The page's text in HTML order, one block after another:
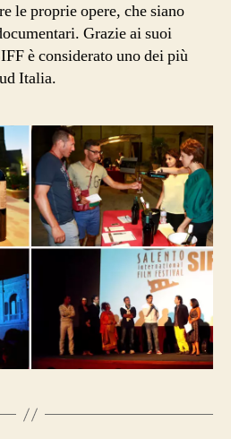
le proprie opere, che siano
Grazie ai suoi
è considerato uno dei più
Italia.